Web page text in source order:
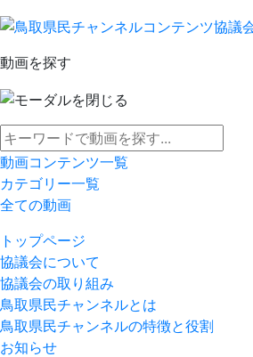
動画を探す
動画コンテンツ一覧
カテゴリー一覧
全ての動画
トップページ
協議会について
協議会の取り組み
鳥取県民チャンネルとは
鳥取県民チャンネルの特徴と役割
お知らせ